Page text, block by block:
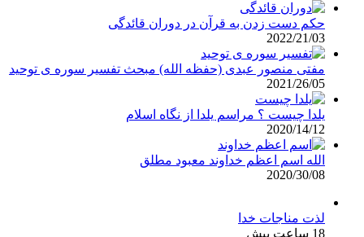
حکم دست زدن به قرآن در دوران قائدگی
2022/21/03
مفتی منصور عبدی (حفظه الله) مبحث تفسیر سوره ی توحید
2021/26/05
یلدا چیست ؟ مراسم یلدا از نگاه اسلام
2020/14/12
الله اسم اعظم خداوند معبود مطلق
2020/30/08
لذت مناجات خدا
18 ساعت پیش